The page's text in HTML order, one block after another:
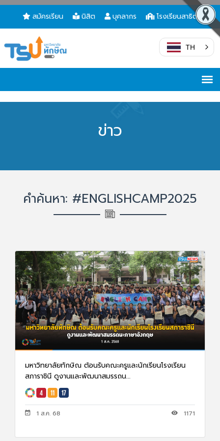
สมัครเรียน นิสิต บุคลากร โรงเรียนสาธิต
TH
ข่าว
คำค้นหา: #ENGLISHCAMP2025
มหาวิทยาลัยทักษิณ ต้อนรับคณะครูและนักเรียนโรงเรียน
สภาราชินี ดูงานและพัฒนาสมรรถน...
1 ส.ค. 68 1171